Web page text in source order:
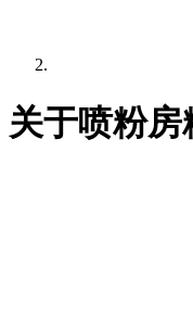
关于喷粉